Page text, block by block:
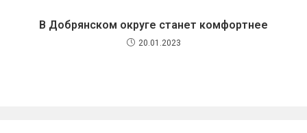
В Добрянском округе станет комфортнее
20.01.2023